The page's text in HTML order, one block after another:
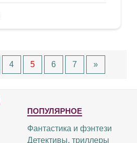
4 5 6 7 »
ПОПУЛЯРНОЕ
Фантастика и фэнтези
Детективы, триллеры